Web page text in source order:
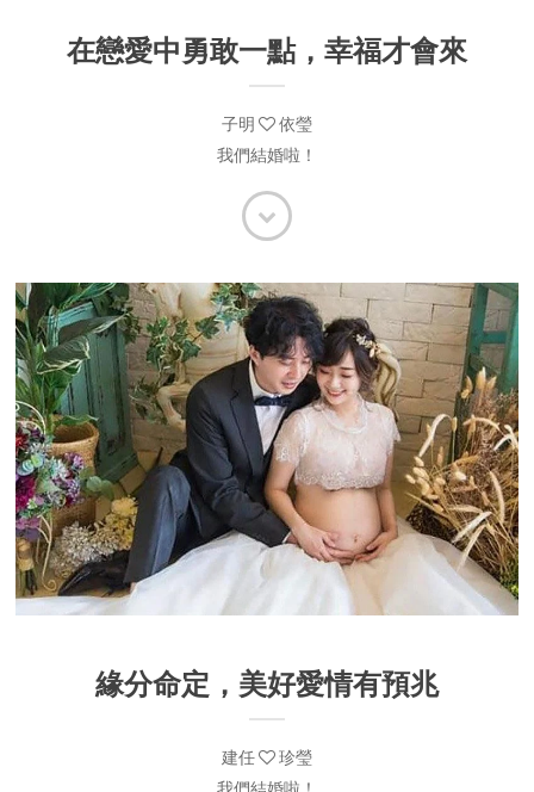
在戀愛中勇敢一點，幸福才會來
子明
依瑩
我們結婚啦！
緣分命定，美好愛情有預兆
建任
珍瑩